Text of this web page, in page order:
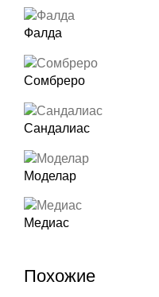
Фалда
Сомбреро
Сандалиас
Моделар
Медиас
Похожие